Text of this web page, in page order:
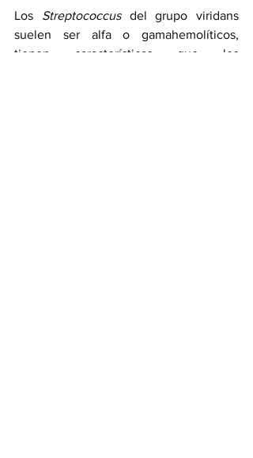
Los Streptococcus del grupo viridans
suelen ser alfa o gamahemolíticos,
tienen características que los